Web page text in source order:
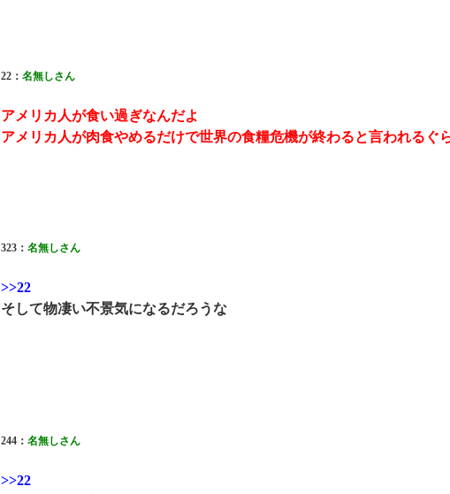
22： 名無しさん
アメリカ人が食い過ぎなんだよ
アメリカ人が肉食やめるだけで世界の食糧危機が終わると言われるぐ
323： 名無しさん
>>22
そして物凄い不景気になるだろうな
244： 名無しさん
>>22